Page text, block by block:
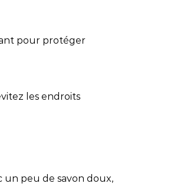
pour protéger
les endroits
un peu de savon doux,